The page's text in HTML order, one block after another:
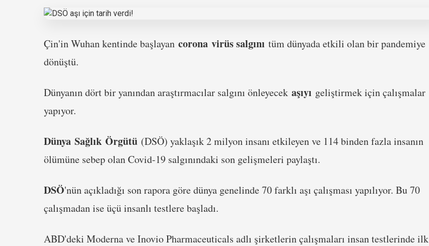
Çin'in Wuhan kentinde başlayan corona virüs salgını tüm dünyada etkili olan bir pandemiye
dönüştü.
Dünyanın dört bir yanından araştırmacılar salgını önleyecek aşıyı geliştirmek için çalışmalar
yapıyor.
Dünya Sağlık Örgütü (DSÖ) yaklaşık 2 milyon insanı etkileyen ve 114 binden fazla insanın
ölümüne sebep olan Covid-19 salgınındaki son gelişmeleri paylaştı.
DSÖ'nün açıkladığı son rapora göre dünya genelinde 70 farklı aşı çalışması yapılıyor. Bu 70
çalışmadan ise üçü insanlı testlere başladı.
ABD'deki Moderna ve Inovio Pharmaceuticals adlı şirketlerin çalışmaları insan testlerinde ilk